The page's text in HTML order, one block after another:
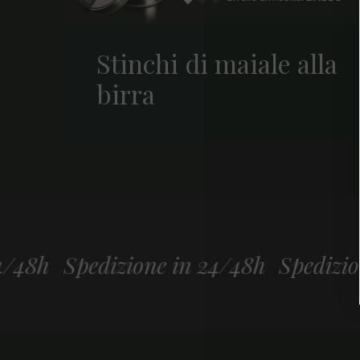
Stinchi di maiale alla
birra
in 24/48h Spedizione in 24/